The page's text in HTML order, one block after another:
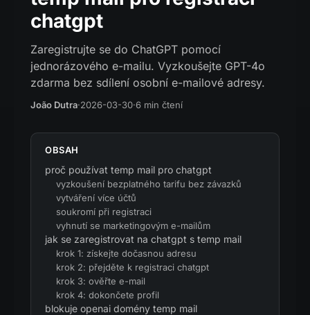
chatgpt
Zaregistrujte se do ChatGPT pomocí
jednorázového e-mailu. Vyzkoušejte GPT-4o
zdarma bez sdílení osobní e-mailové adresy.
João Dutra·2026-03-30·6 min čtení
OBSAH
proč používat temp mail pro chatgpt
vyzkoušení bezplatného tarifu bez závazků
vytváření více účtů
soukromí při registraci
vyhnutí se marketingovým e-mailům
jak se zaregistrovat na chatgpt s temp mail
krok 1: získejte dočasnou adresu
krok 2: přejděte k registraci chatgpt
krok 3: ověřte e-mail
krok 4: dokončete profil
blokuje openai domény temp mail